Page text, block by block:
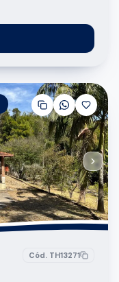
Cód. TH13271